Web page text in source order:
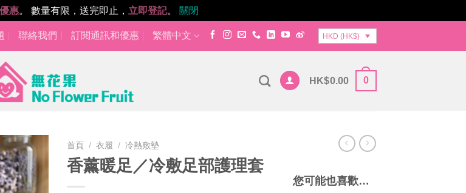
惠。 數量有限，送完即止， 立即登記。 關閉
聯絡我們 訂閱通訊和優惠 繁體中文 HKD (HK$)
HK$0.00 0
Add to
wishlist
首頁 / 衣履 / 冷熱敷墊
香薰暖足／冷敷足部護理套
您可能也喜歡…